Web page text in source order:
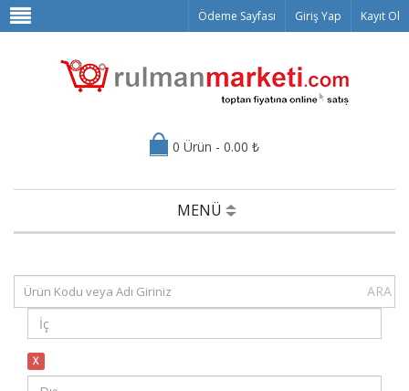
Ödeme Sayfası Giriş Yap Kayıt Ol
0 Ürün - 0.00 ₺
MENÜ
ARA
X